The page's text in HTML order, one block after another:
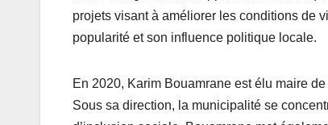
projets visant à améliorer les conditions de
popularité et son influence politique locale.
En 2020, Karim Bouamrane est élu maire
Sous sa direction, la municipalité se